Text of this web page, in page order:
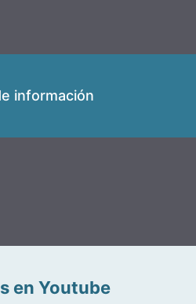
información
en Youtube